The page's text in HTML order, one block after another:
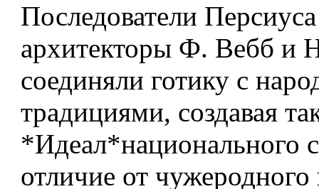
Последователи
архитекторы Ф. Вебб и
соединяли готику с
традициями, создавая
*Идеал*национального
отличие от чужеродного